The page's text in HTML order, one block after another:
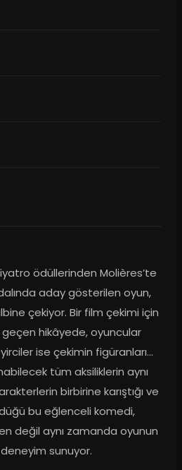
ödüllerinden Molières’te
dalında aday gösterilen oyun,
çekiyor. Bir film çekimi için
hikâyede, oyuncular
ise çekimin figüranları…
tüm aksiliklerin aynı
birbirine karıştığı ve
bu eğlenceli komedi,
değil aynı zamanda oyunun
sunuyor.